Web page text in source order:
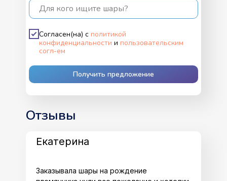
Для кого ищите шары?
Согласен(на) с политикой
конфиденциальности и пользовательским
согл-ем
Получить предложение
Отзывы
Заказывала шары на рождение
Екатерина